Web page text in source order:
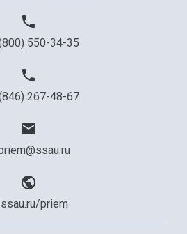
550-34-35
267-48-67
ssau.ru/priem